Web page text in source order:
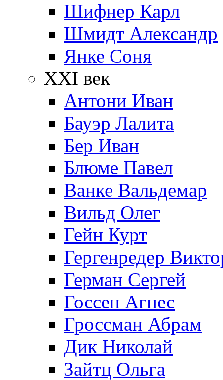
Шифнер Карл
Шмидт Александр
Янке Соня
XXI век
Антони Иван
Бауэр Лалита
Бер Иван
Блюме Павел
Ванке Вальдемар
Вильд Олег
Гейн Курт
Гергенредер
Герман Сергей
Госсен Агнес
Гроссман Абрам
Дик Николай
Зайтц Ольга